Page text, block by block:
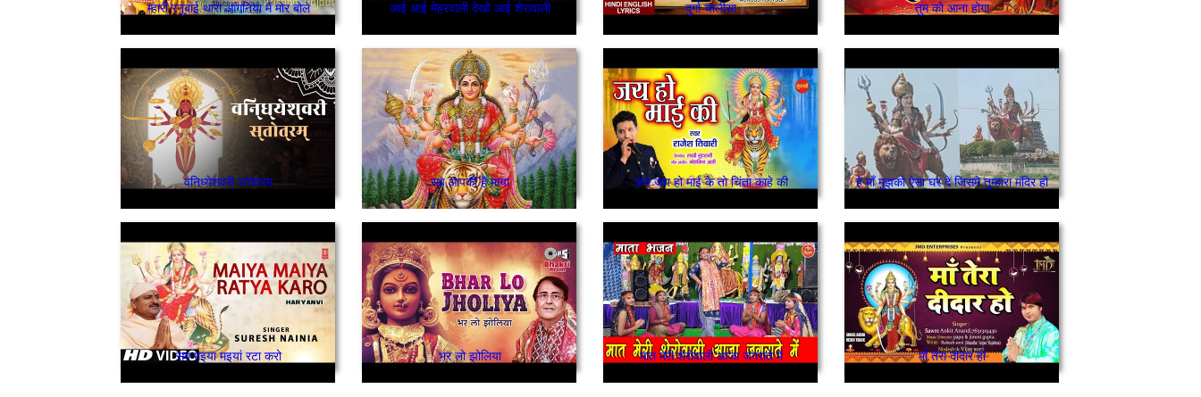
म्हारी रनुबाई थारा आंगनिया मैं मोर बोले आई आई मेहरवाली देखो आई शेरावाली दुर्गा चालीसा तुम को आना होगा
वनिध्येशवरी स्तोतरम सब आपकी है माया जय जय हो माई के तो चिंता काहे की हे माँ मुझको ऐसा घर दे जिसमे तुम्हारा मंदिर हो
सब मइया मइयां रटा करो भर लो झोलिया मात मेरी शेरोवाली आजा जगराते में माँ तेरा दीदार हो